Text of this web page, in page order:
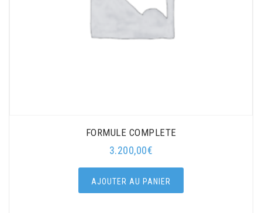
FORMULE COMPLETE
3.200,00€
AJOUTER AU PANIER